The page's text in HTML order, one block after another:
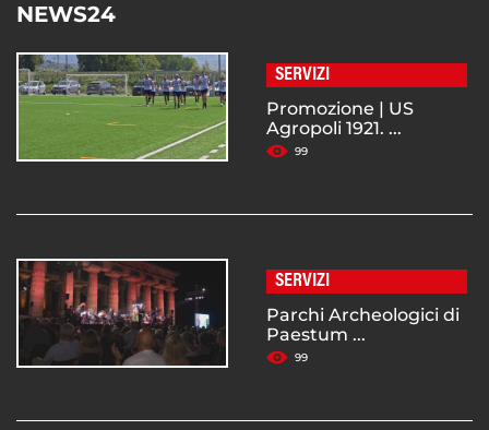
NEWS24
SERVIZI
Promozione | US
Agropoli 1921. ...
99
SERVIZI
Parchi Archeologici di
Paestum ...
99